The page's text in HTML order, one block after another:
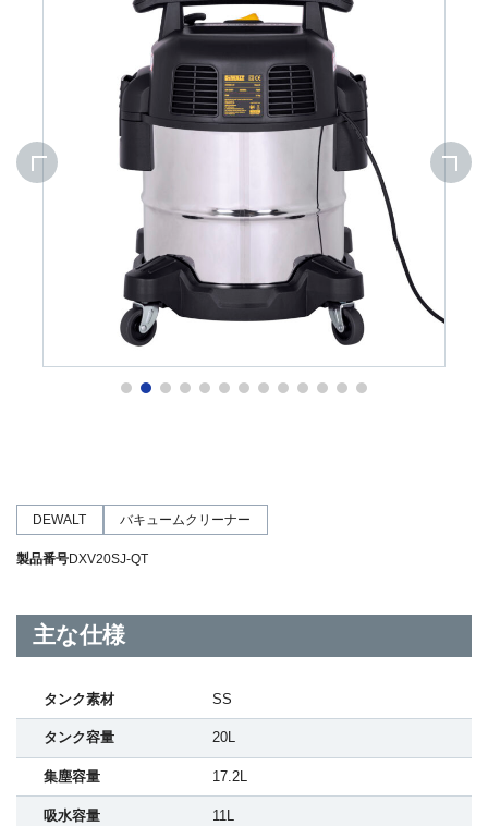
DEWALT バキュームクリーナー
製品番号DXV20SJ-QT
主な仕様
タンク素材 SS
タンク容量 20L
集塵容量 17.2L
吸水容量 11L